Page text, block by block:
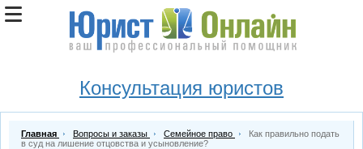
Консультация юристов
Главная Вопросы и заказы Семейное право
Как правильно подать
в суд на лишение отцовства и усыновление?